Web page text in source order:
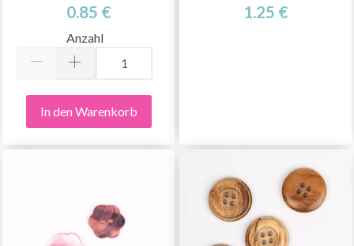
0.85 €
Anzahl
In den Warenkorb
1.25 €